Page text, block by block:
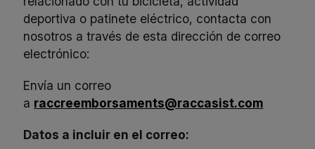
deportiva o patinete eléctrico, contacta con
nosotros a través de esta dirección de correo
electrónico:
Envía un correo
a raccreemborsaments@raccasist.com
Datos a incluir en el correo: